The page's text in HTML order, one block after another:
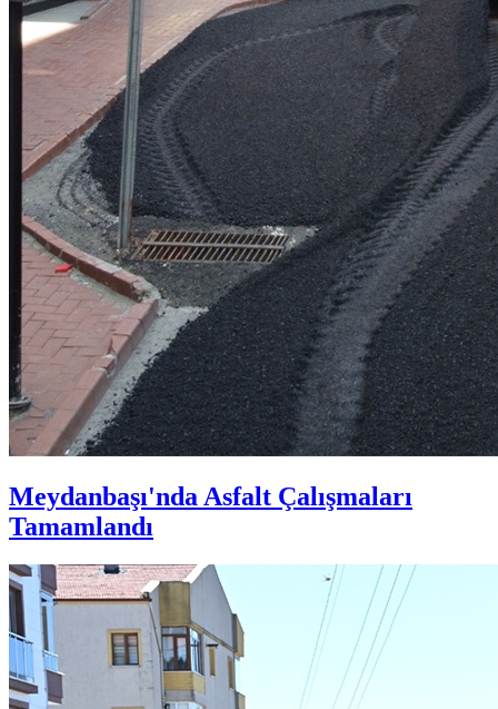
Meydanbaşı'nda Asfalt Çalışmaları
Tamamlandı